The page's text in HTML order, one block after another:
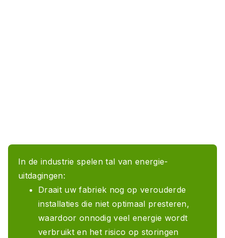
In de industrie spelen tal van energie-
uitdagingen:
Draait uw fabriek nog op verouderde
installaties die niet optimaal presteren,
waardoor onnodig veel energie wordt
verbruikt en het risico op storingen